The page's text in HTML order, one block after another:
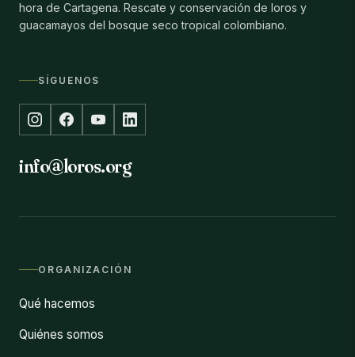
hora de Cartagena. Rescate y conservación de loros y
guacamayos del bosque seco tropical colombiano.
SÍGUENOS
info@loros.org
ORGANIZACIÓN
Qué hacemos
Quiénes somos